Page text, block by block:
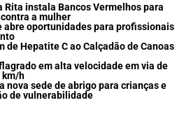
Rita instala Bancos Vermelhos para
a mulher
abre oportunidades para profissionais
de Hepatite C ao Calçadão de Canoas
em alta velocidade em via de
km/h
nova sede de abrigo para crianças e
de vulnerabilidade